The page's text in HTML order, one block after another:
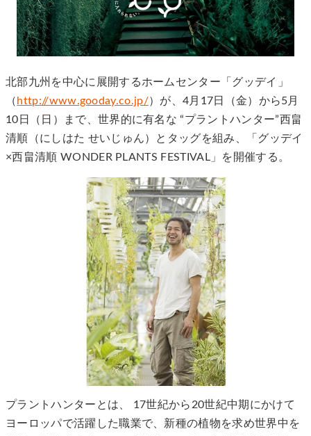
北部九州を中心に展開するホームセンター「グッデイ」
（ http://www.gooday.co.jp/）が、4月17日（金）から5月
10日（日）まで、世界的に有名な “プラントハンター”西畠
清順（にしはた せいじゅん）とタッグを組み、「グッデイ
×西畠清順 WONDER PLANTS FESTIVAL」を開催する。
プラントハンターとは、 17世紀から20世紀中期にかけて
ヨーロッパで活躍した職業で、新種の植物を求め世界中を